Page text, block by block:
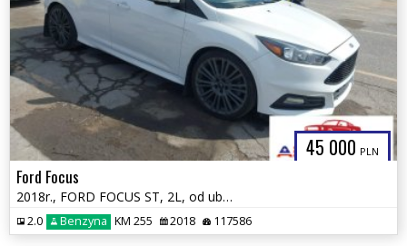
45 000 PLN
Ford Focus
2018r., FORD FOCUS ST, 2L, od ubezpieczalni
2.0 Benzyna KM 255 2018 117586